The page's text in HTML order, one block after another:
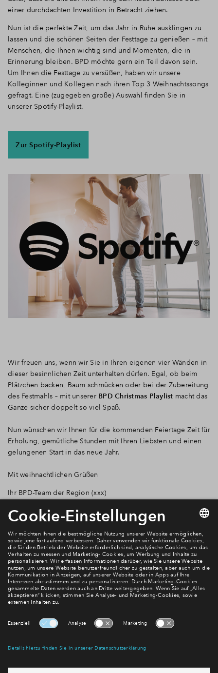
einer durchdachten Investition in Betracht ziehen.
Nun ist die perfekte Zeit, um das Jahr in Ruhe ausklingen zu
lassen und die schönen Seiten der Festtage zu genießen – mit
Menschen, die Ihnen wichtig sind und Momenten, die in
Erinnerung bleiben. BPD möchte gern ein Teil davon sein.
Um Ihnen die Festtage zu versüßen, haben wir unsere
Kolleginnen und Kollegen nach ihren Top 3 Weihnachtssongs
gefragt. Eine (zugegeben große) Auswahl finden Sie in
unserer Spotify-Playlist.
Zur Spotify-Playlist
Wir freuen uns, wenn wir Sie in Ihren eigenen vier Wänden in
dieser besinnlichen Zeit unterhalten dürfen. Egal, ob beim
Plätzchen backen, Baum schmücken oder bei der Zubereitung
des Festmahls – mit unserer BPD Christmas Playlist macht das
Ganze sicher doppelt so viel Spaß.
Nun wünschen wir Ihnen für die kommenden Feiertage Zeit für
Erholung, gemütliche Stunden mit Ihren Liebsten und einen
gelungenen Start in das neue Jahr.
Mit weihnachtlichen Grüßen
Ihr BPD-Team der Region (xxx)
Newsletter Anmeldung
Verpassen Sie zu diesem Wohnprojekt keine Neuigkeiten
mehr! Wir halten Sie auf dem Laufenden – mit unserem
regelmäßig erscheinenden Newsletter informieren wir Sie
über den Stand dieses und weiterer Neubauprojekte.
E-Mail-Adresse